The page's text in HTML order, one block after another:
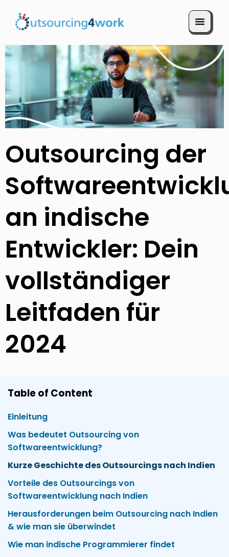
Outsourcing der
an indische
Entwickler: Dein
vollständiger
Leitfaden für
2024
Table of Content
Einleitung
Was bedeutet Outsourcing von
Softwareentwicklung?
Kurze Geschichte des Outsourcings nach Indien
Vorteile des Outsourcings von
Softwareentwicklung nach Indien
Herausforderungen beim Outsourcing nach Indien
& wie man sie überwindet
Wie man indische Programmierer findet